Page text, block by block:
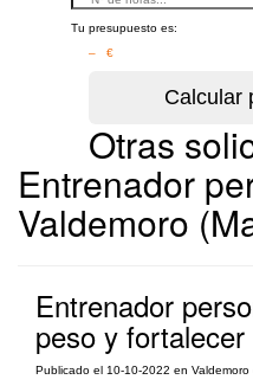
Tu presupuesto es:
– €
Otras
Entrenador
Valdemoro
Entrenador
peso y
Publicado el 10-10-2022 en Valdemoro